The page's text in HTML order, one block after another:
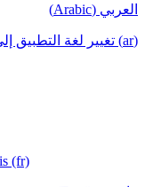
العربي (Arabic)
(ar) تغيير لغة التطبيق إلى العربية
(fr)